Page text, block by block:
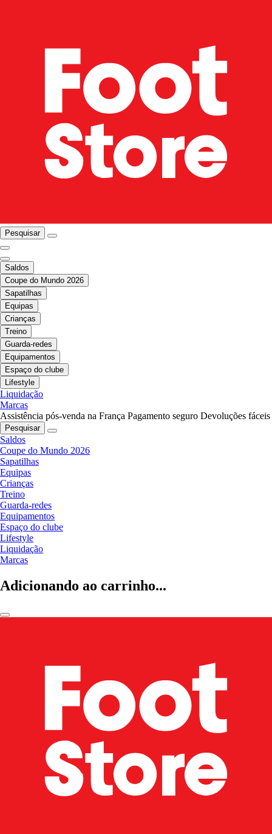
Pesquisar
Saldos
Coupe do Mundo 2026
Sapatilhas
Equipas
Crianças
Treino
Guarda-redes
Equipamentos
Espaço do clube
Lifestyle
Liquidação
Marcas
Assistência pós-venda na França Pagamento seguro Devoluções fáceis
Pesquisar
Saldos
Coupe do Mundo 2026
Sapatilhas
Equipas
Crianças
Treino
Guarda-redes
Equipamentos
Espaço do clube
Lifestyle
Liquidação
Marcas
Adicionando ao carrinho...